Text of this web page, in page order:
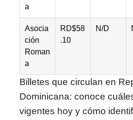
a
Asocia
ción
Roman
a
RD$58
.10
N/D
Billetes que circulan en
Dominicana: conoce
vigentes hoy y cómo